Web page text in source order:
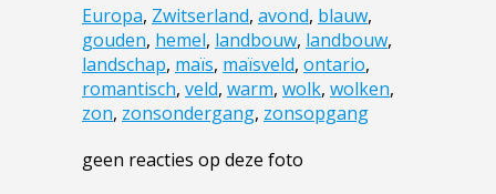
Europa, Zwitserland, avond, blauw,
gouden, hemel, landbouw, landbouw,
landschap, maïs, maïsveld, ontario,
romantisch, veld, warm, wolk, wolken,
zon, zonsondergang, zonsopgang
geen reacties op deze foto